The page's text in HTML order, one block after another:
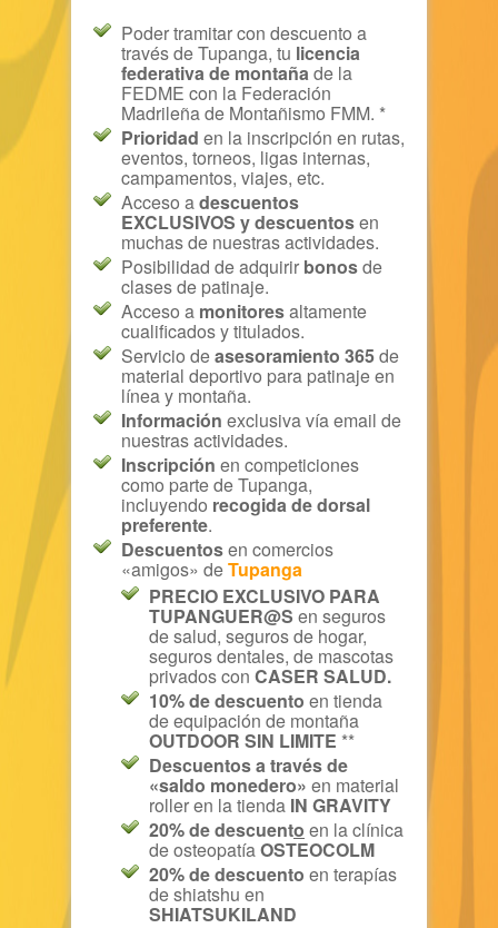
Poder tramitar con descuento a
través de Tupanga, tu licencia
federativa de montañade la
FEDME con la Federación
Madrileña de Montañismo FMM. *
Prioridad en la inscripción en rutas,
eventos, torneos, ligas internas,
campamentos, viajes, etc.
Acceso adescuentos
EXCLUSIVOS y descuentosen
muchas de nuestras actividades.
Posibilidad de adquirir bonosde
clases de patinaje.
Acceso a monitoresaltamente
cualificados y titulados.
Servicio deasesoramiento 365de
material deportivo para patinaje en
línea y montaña.
Información exclusiva vía email de
nuestras actividades.
Inscripción en competiciones
como parte de Tupanga,
incluyendo recogida de dorsal
preferente.
Descuentosen comercios
«amigos» deTupanga
PRECIO EXCLUSIVO PARA
TUPANGUER@S en seguros
de salud, seguros de hogar,
seguros dentales, de mascotas
privados con CASER SALUD.
10% de descuento en tienda
de equipación de montaña
OUTDOOR SIN LIMITE **
Descuentos a través de
«saldo monedero» en material
roller en la tienda IN GRAVITY
20% de descuento en la clínica
de osteopatíaOSTEOCOLM
20% de descuento en terapías
de shiatshu en
SHIATSUKILAND